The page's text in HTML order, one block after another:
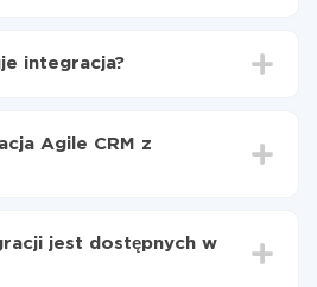
integracja?
zajmuje średnio 10-15
Agile CRM z
która faktycznie jest
z Twoich systemów do
jest dostępnych w